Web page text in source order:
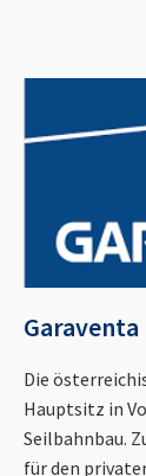
Garaventa
Die
Hauptsitz in
Seilbahnbau.
für den